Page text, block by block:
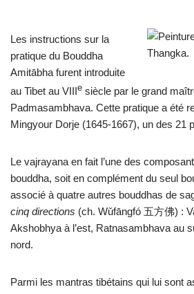
Les instructions sur la
pratique du Bouddha
Amitābha furent introduite
au Tibet au VIIIe siècle par le grand
Padmasambhava. Cette pratique a été
Mingyour Dorje (1645-1667), un des 21
Le vajrayana en fait l’une des
bouddha, soit en complément du seul
associé à quatre autres bouddhas de
cinq directions (ch. Wǔfāngfó 五方佛) :
Akshobhya à l’est, Ratnasambhava au
nord.
Parmi les mantras tibétains qui lui sont